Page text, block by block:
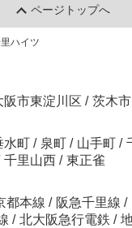
ページトップへ
ハイツ
阪市東淀川区 / 茨木市
水町 / 泉町 / 山手町 /
千里山西 / 東正雀
都本線 / 阪急千里線 /
/ 北大阪急行電鉄 /